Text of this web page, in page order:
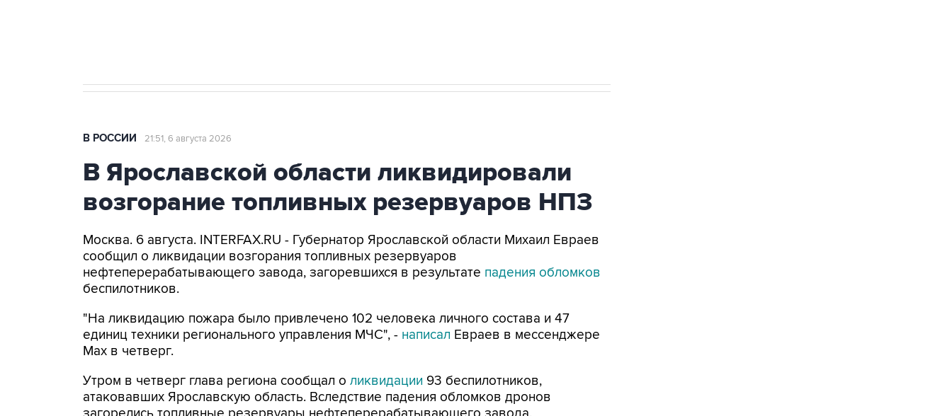
В РОССИИ 21:51, 6 августа 2026
В Ярославской области ликвидировали
возгорание топливных резервуаров НПЗ
Москва. 6 августа. INTERFAX.RU - Губернатор Ярославской области Михаил Евраев
сообщил о ликвидации возгорания топливных резервуаров
нефтеперерабатывающего завода, загоревшихся в результате падения обломков
беспилотников.
"На ликвидацию пожара было привлечено 102 человека личного состава и 47
единиц техники регионального управления МЧС", - написал Евраев в мессенджере
Мах в четверг.
Утром в четверг глава региона сообщал о ликвидации 93 беспилотников,
атаковавших Ярославскую область. Вследствие падения обломков дронов